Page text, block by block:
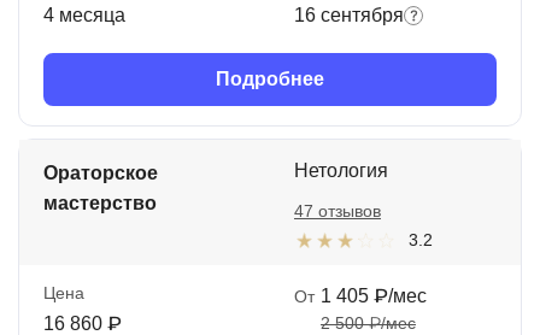
4 месяца 16 сентября
Подробнее
Ораторское
мастерство
Нетология
3.2
47 отзывов
Цена
16 860 ₽
От 1 405 ₽/мес
2 500 ₽/мес